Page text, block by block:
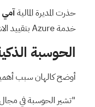
حذرت المديرة المالية
خدمة Azure بتقييد
الحوسبة
أوضح كالهان سبب
"تشير الحوسبة في مجال